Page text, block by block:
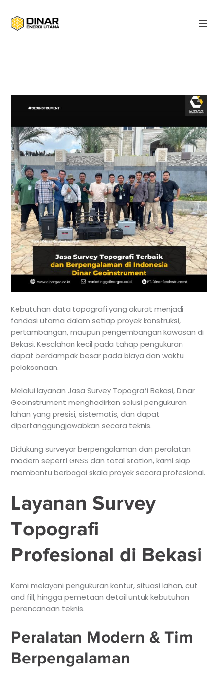
Kebutuhan data topografi yang akurat menjadi
fondasi utama dalam setiap proyek konstruksi,
pertambangan, maupun pengembangan kawasan di
Bekasi. Kesalahan kecil pada tahap pengukuran
dapat berdampak besar pada biaya dan waktu
pelaksanaan.
Melalui layanan Jasa Survey Topografi Bekasi, Dinar
Geoinstrument menghadirkan solusi pengukuran
lahan yang presisi, sistematis, dan dapat
dipertanggungjawabkan secara teknis.
Didukung surveyor berpengalaman dan peralatan
modern seperti GNSS dan total station, kami siap
membantu berbagai skala proyek secara profesional.
Layanan Survey
Topografi
Profesional di Bekasi
Kami melayani pengukuran kontur, situasi lahan, cut
and fill, hingga pemetaan detail untuk kebutuhan
perencanaan teknis.
Peralatan Modern & Tim
Berpengalaman